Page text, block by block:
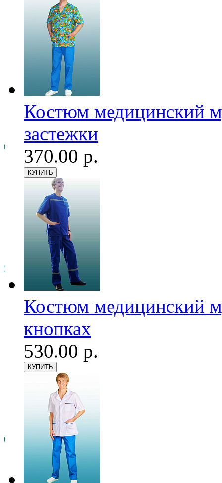
Костюм медицинский
застежки
370.00 р.
Костюм медицинский
кнопках
530.00 р.